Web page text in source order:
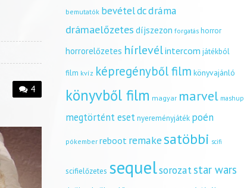
4
bemutatók bevételdcdráma
drámaelőzetes díjszezon forgatás horror
horrorelőzetes hírlevélintercom játékból
film kvíz képregényből film könyvajánló
könyvből film magyar marvel mashup
megtörtént esetnyereményjáték poén
pókember reboot remakesatöbbi scifi
scifielőzetes sequelsorozatstar wars